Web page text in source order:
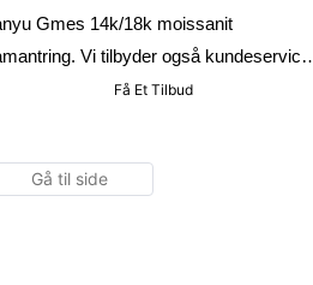
Gmes 14k/18k moissanit
Vi tilbyder også kundeservice
størrelser, omkostningseffektivt, for at
Få Et Tilbud